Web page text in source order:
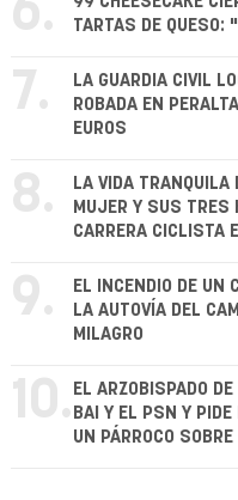
6.
TARTAS DE QUESO:
7.
LA GUARDIA CIVIL
ROBADA EN
EUROS
8.
LA VIDA TRANQUILA
MUJER Y SUS TRES
CARRERA CICLISTA
9.
EL INCENDIO DE UN
LA AUTOVÍA DEL
MILAGRO
10. EL ARZOBISPADO
BAI Y EL PSN Y
UN PÁRROCO SOBRE